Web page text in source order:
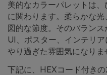
美的なカラーパレットは
に関わります。柔らかな
図的な節度。そのバラン
UI、ポスター、インテリア
やり過ぎた雰囲気になりま
下記に、HEXコード付き